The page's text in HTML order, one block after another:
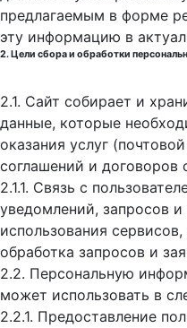
предлагаемым в форме
эту информацию в
2. Цели сбора и обработки
2.1. Сайт собирает и
данные, которые
оказания услуг
соглашений и договоров
2.1.1. Связь с
уведомлений, запросов
использования
обработка запросов и
2.2. Персональную
может использовать в
2.2.1. Предоставление